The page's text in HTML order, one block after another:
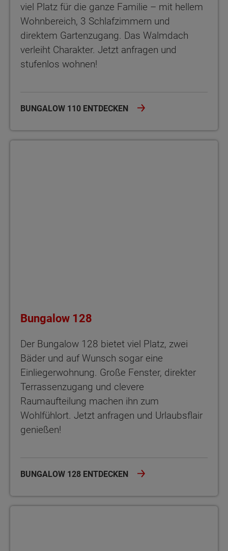
viel Platz für die ganze Familie – mit hellem
Wohnbereich, 3 Schlafzimmern und
direktem Gartenzugang. Das Walmdach
verleiht Charakter. Jetzt anfragen und
stufenlos wohnen!
BUNGALOW 110 ENTDECKEN
Bungalow 128
Der Bungalow 128 bietet viel Platz, zwei
Bäder und auf Wunsch sogar eine
Einliegerwohnung. Große Fenster, direkter
Terrassenzugang und clevere
Raumaufteilung machen ihn zum
Wohlfühlort. Jetzt anfragen und Urlaubsflair
genießen!
BUNGALOW 128 ENTDECKEN